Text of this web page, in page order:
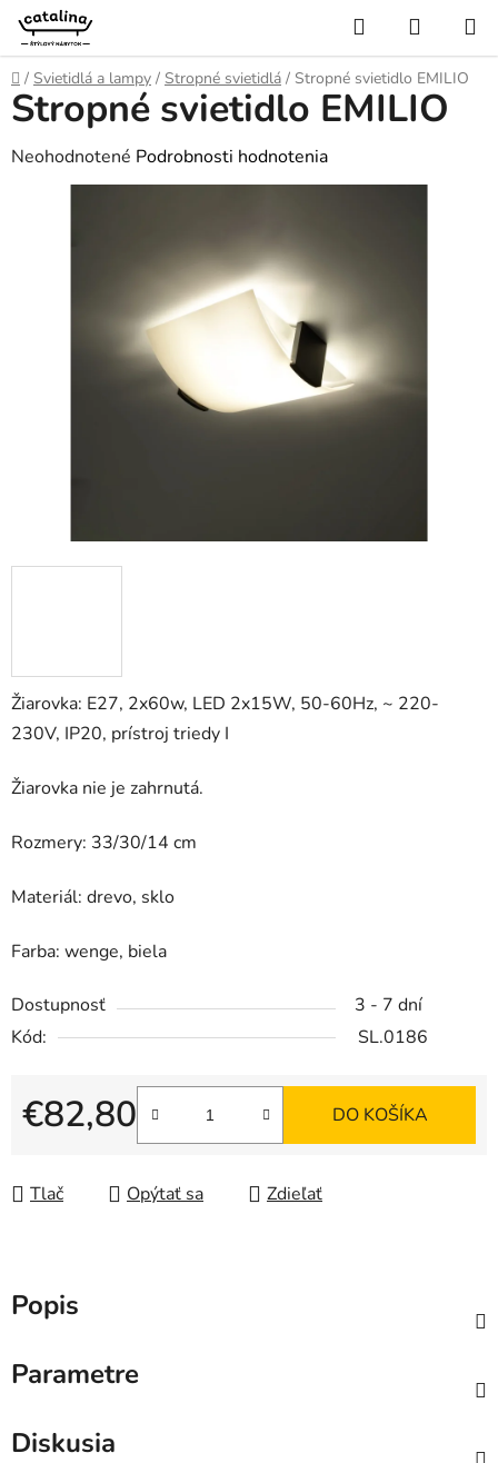
Prejsť
obsah
Hľadať
KOŠÍK
Domov
/ Svietidlá a lampy / Stropné svietidlá / Stropné svietidlo EMILIO
Žiarovka: E27, 2x60w, LED 2x15W, 50-60Hz, ~ 220-
230V, IP20, prístroj triedy I
Žiarovka nie je zahrnutá.
Rozmery: 33/30/14 cm
Materiál: drevo, sklo
Farba: wenge, biela
Dostupnosť
3 - 7 dní
Kód:
SL.0186
€82,80
Jednotková cena:
DO KOŠÍKA
Tlač Opýtať sa Zdieľať
Stropné svietidlo EMILIO
Priemerné
hodnotenie
Neohodnotené Podrobnosti hodnotenia
Popis
Parametre
Diskusia